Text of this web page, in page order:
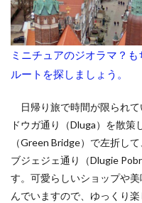
ミニチュアのジオラマ？
ルートを探しましょう。
日帰り旅で時間が限られ
ドウガ通り（Dluga）を散
（Green Bridge）で左折し
ブジェジェ通り（Dlugie
す。可愛らしいショップや
んでいますので、ゆっくり楽